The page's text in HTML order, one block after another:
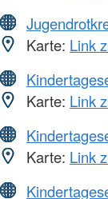
Karte: Link
Karte: Link
Karte: Link